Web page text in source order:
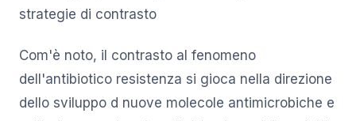
strategie di contrasto
Com'è noto, il contrasto al fenomeno
dell'antibiotico resistenza si gioca nella direzione
dello sviluppo d nuove molecole antimicrobiche e